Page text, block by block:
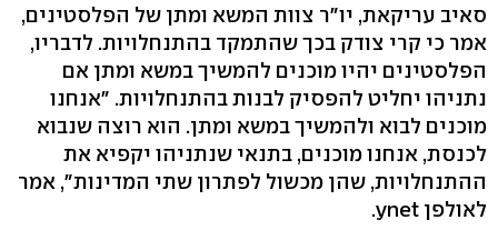
סאיב עריקאת, יו"ר צוות המשא ומתן של הפלסטינים,
אמר כי קרי צודק בכך שהתמקד בהתנחלויות. לדבריו,
הפלסטינים יהיו מוכנים להמשיך במשא ומתן אם
נתניהו יחליט להפסיק לבנות בהתנחלויות. "אנחנו
מוכנים לבוא ולהמשיך במשא ומתן. הוא רוצה שנבוא
לכנסת, אנחנו מוכנים, בתנאי שנתניהו יקפיא את
ההתנחלויות, שהן מכשול לפתרון שתי המדינות", אמר
לאולפן ynet.